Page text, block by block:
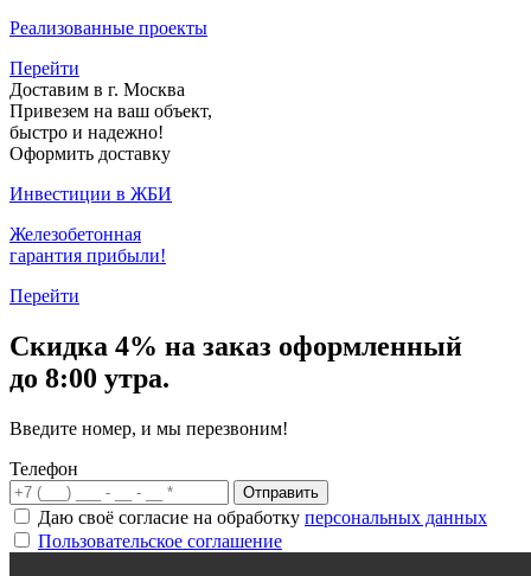
Реализованные проекты
Перейти
Доставим в г. Москва
Привезем на ваш объект,
быстро и надежно!
Оформить доставку
Инвестиции в ЖБИ
Железобетонная
гарантия прибыли!
Перейти
Скидка 4% на заказ оформленный
до 8:00 утра.
Введите номер, и мы перезвоним!
Телефон
Отправить
Даю своё согласие на обработку персональных данных
Пользовательское соглашение